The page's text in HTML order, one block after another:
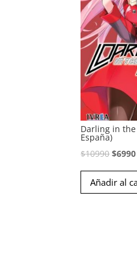
Darling in the
España)
$10990El
precio
$6990El
Añadir al